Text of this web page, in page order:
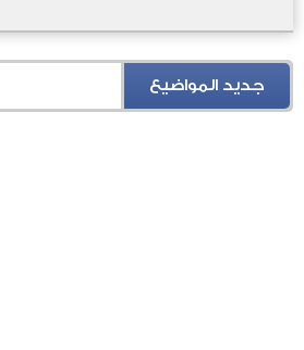
جديد المواضيع